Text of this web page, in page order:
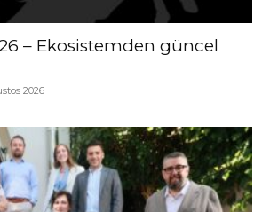
– Ekosistemden güncel
2026